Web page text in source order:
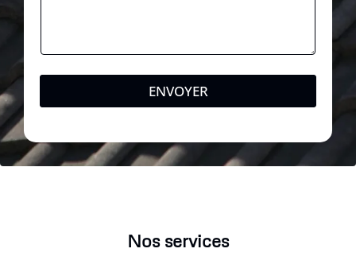
ENVOYER
Nos services